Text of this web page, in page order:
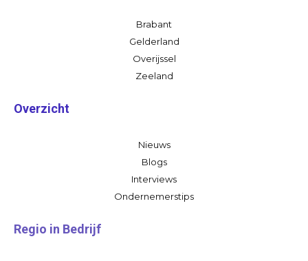
Brabant
Gelderland
Overijssel
Zeeland
Overzicht
Nieuws
Blogs
Interviews
Ondernemerstips
Regio in Bedrijf